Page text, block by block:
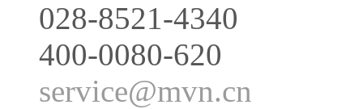
028-8521-4340
400-0080-620
service@mvn.cn